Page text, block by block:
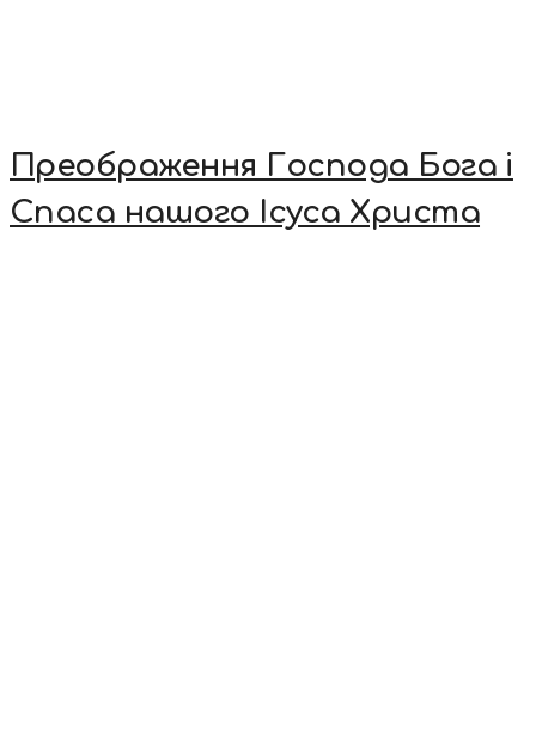
Преображення Господа Бога і
Спаса нашого Ісуса Христа